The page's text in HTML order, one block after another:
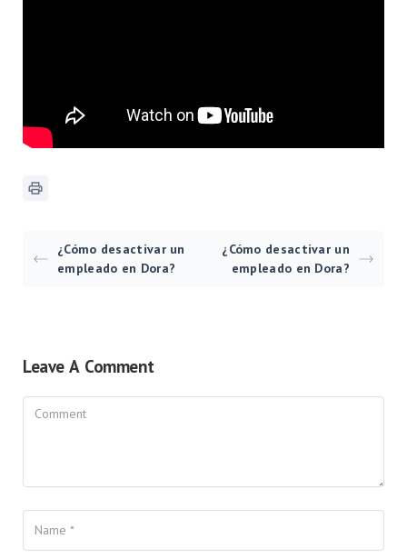
¿Cómo desactivar un
empleado en Dora?
¿Cómo desactivar un
empleado en Dora?
Leave A Comment
Comment
Name